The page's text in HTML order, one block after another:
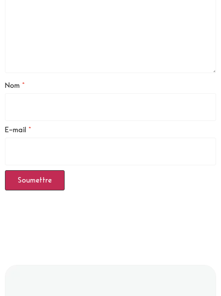
Nom *
E-mail *